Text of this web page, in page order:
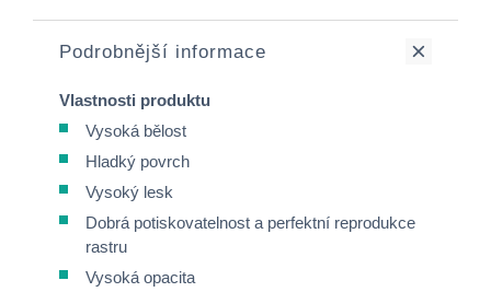
Podrobnější informace
Vlastnosti produktu
Vysoká bělost
Hladký povrch
Vysoký lesk
Dobrá potiskovatelnost a perfektní reprodukce
rastru
Vysoká opacita